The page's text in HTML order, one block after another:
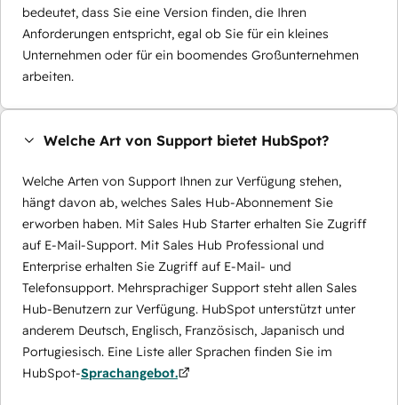
bedeutet, dass Sie eine Version finden, die Ihren
Anforderungen entspricht, egal ob Sie für ein kleines
Unternehmen oder für ein boomendes Großunternehmen
arbeiten.
Welche Art von Support bietet HubSpot?
Welche Arten von Support Ihnen zur Verfügung stehen,
hängt davon ab, welches Sales Hub-Abonnement Sie
erworben haben. Mit Sales Hub Starter erhalten Sie Zugriff
auf E-Mail-Support. Mit Sales Hub Professional und
Enterprise erhalten Sie Zugriff auf E-Mail- und
Telefonsupport. Mehrsprachiger Support steht allen Sales
Hub-Benutzern zur Verfügung. HubSpot unterstützt unter
anderem Deutsch, Englisch, Französisch, Japanisch und
Portugiesisch. Eine Liste aller Sprachen finden Sie im
HubSpot-Sprachangebot.